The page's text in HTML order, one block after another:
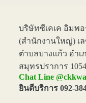
บริษัทซีเคเค อิมพ
(สำนักงานใหญ่) เ
ตำบลบางแก้ว อำเ
สมุทรปราการ
Chat Line
ยินดีบริการ 092-